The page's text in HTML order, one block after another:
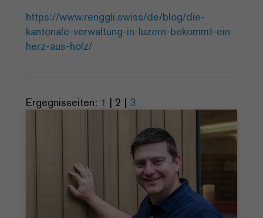
https://www.renggli.swiss/de/blog/die-
kantonale-verwaltung-in-luzern-bekommt-ein-
herz-aus-holz/
Ergegnisseiten: 1 | 2 | 3